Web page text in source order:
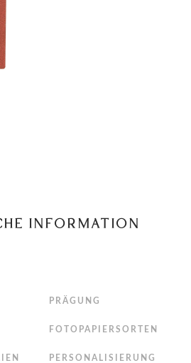
INFORMATION
PRÄGUNG
FOTOPAPIERSORTEN
PERSONALISIERUNG